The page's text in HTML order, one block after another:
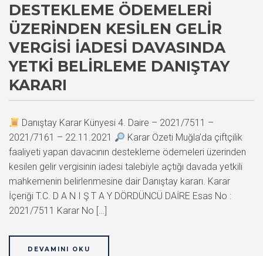
DESTEKLEME ÖDEMELERI
ÜZERINDEN KESILEN GELIR
VERGISI İADESI DAVASINDA
YETKI BELIRLEME DANIŞTAY
KARARI
Danıştay Karar Künyesi 4. Daire – 2021/7511 –
2021/7161 – 22.11.2021
Karar Özeti Muğla’da çiftçilik
faaliyeti yapan davacının destekleme ödemeleri üzerinden
kesilen gelir vergisinin iadesi talebiyle açtığı davada yetkili
mahkemenin belirlenmesine dair Danıştay kararı. Karar
İçeriği T.C. D A N I Ş T A Y DÖRDÜNCÜ DAİRE Esas No :
2021/7511 Karar No […]
DEVAMINI OKU